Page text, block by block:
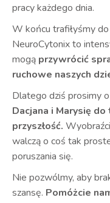
pracy każdego dnia.
W końcu trafiłyśmy
NeuroCytonix to
mogą przywrócić
ruchowe naszych
Dlatego dziś prosimy
Dacjana i Marysię
przyszłość.
walczą o coś tak
poruszania się.
Nie pozwólmy, aby
szansę. Pomóżcie